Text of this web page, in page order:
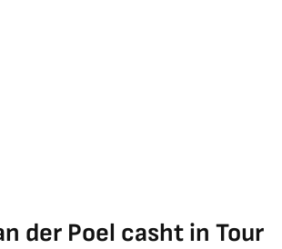
der Poel casht in Tour